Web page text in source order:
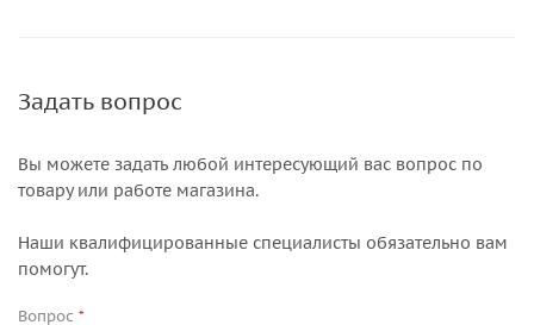
Задать вопрос
Вы можете задать любой интересующий вас вопрос по
товару или работе магазина.
Наши квалифицированные специалисты обязательно вам
помогут.
Вопрос *